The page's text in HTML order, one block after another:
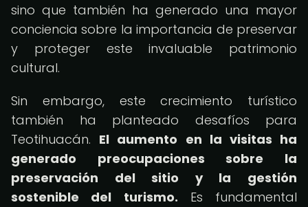
sino que también ha generado una mayor
conciencia sobre la importancia de preservar
y proteger este invaluable patrimonio
cultural.
Sin embargo, este crecimiento turístico
también ha planteado desafíos para
Teotihuacán. El aumento en la visitas ha
generado preocupaciones sobre la
preservación del sitio y la gestión
sostenible del turismo. Es fundamental